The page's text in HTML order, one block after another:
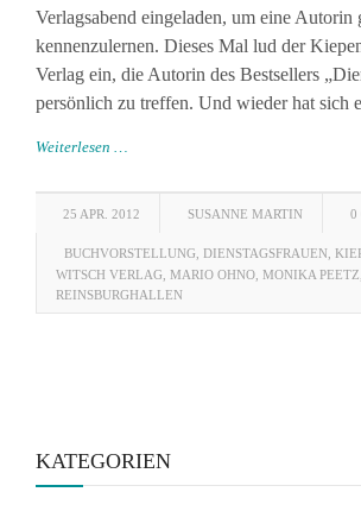
Verlagsabend eingeladen, um eine Autorin
kennenzulernen. Dieses Mal lud der
Verlag ein, die Autorin des Bestsellers
persönlich zu treffen. Und wieder hat sich
Weiterlesen …
25 APR. 2012 SUSANNE MARTIN 0
BUCHVORSTELLUNG DIENSTAGSFRAUEN
WITSCH VERLAG MARIO OHNO MONIKA PEETZ
REINSBURGHALLEN
KATEGORIEN